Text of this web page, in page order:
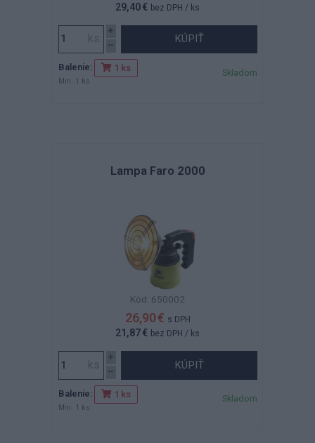
29,40 € bez DPH / ks
KÚPIŤ
Balenie: 1 ks
Min. 1 ks
Skladom
Lampa Faro 2000
Kód: 650002
26,90 € s DPH
21,87 € bez DPH / ks
KÚPIŤ
Balenie: 1 ks
Min. 1 ks
Skladom